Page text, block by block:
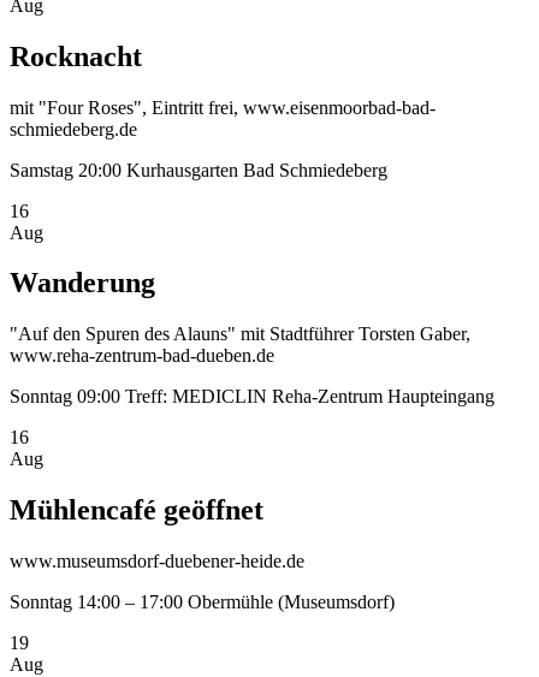
Aug
Rocknacht
mit "Four Roses", Eintritt frei, www.eisenmoorbad-bad-
schmiedeberg.de
Samstag 20:00 Kurhausgarten Bad Schmiedeberg
16
Aug
Wanderung
"Auf den Spuren des Alauns" mit Stadtführer Torsten Gaber,
www.reha-zentrum-bad-dueben.de
Sonntag 09:00 Treff: MEDICLIN Reha-Zentrum Haupteingang
16
Aug
Mühlencafé geöffnet
www.museumsdorf-duebener-heide.de
Sonntag 14:00 – 17:00 Obermühle (Museumsdorf)
19
Aug